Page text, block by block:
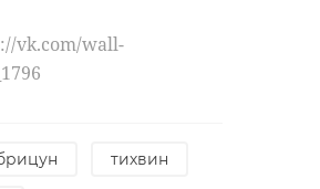
vk.com/wall-
тихвинвоздушной